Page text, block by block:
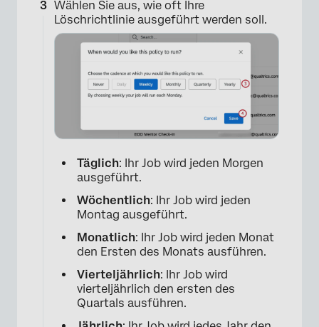
Wählen Sie aus, wie oft Ihre
Löschrichtlinie ausgeführt werden soll.
Täglich: Ihr Job wird jeden Morgen
ausgeführt.
Wöchentlich: Ihr Job wird jeden
Montag ausgeführt.
Monatlich: Ihr Job wird jeden Monat
den Ersten des Monats ausführen.
Vierteljährlich: Ihr Job wird
vierteljährlich den ersten des
Quartals ausführen.